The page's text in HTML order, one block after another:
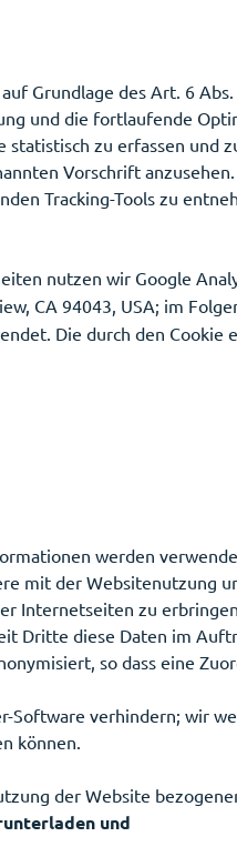
Grundlage des Art. 6
und die fortlaufende
zu erfassen und
Vorschrift anzusehen.
Tracking-Tools zu
nutzen wir Google
CA 94043, USA; im
Die durch den Cookie
werden
mit der Websitenutzung
Internetseiten zu
Dritte diese Daten im
so dass eine
verhindern; wir
können.
der Website
und